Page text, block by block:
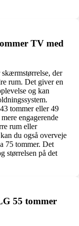
TV med
der
rum. Det giver en
og kan
tommer eller 49
engagerende
rum eller
du også overveje
75 tommer. Det
størrelsen på det
55 tommer